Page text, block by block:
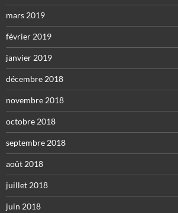
mars 2019
février 2019
janvier 2019
décembre 2018
novembre 2018
octobre 2018
septembre 2018
août 2018
juillet 2018
juin 2018